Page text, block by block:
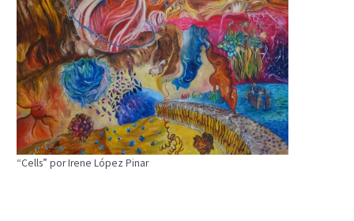
“Cells” por Irene López Pinar